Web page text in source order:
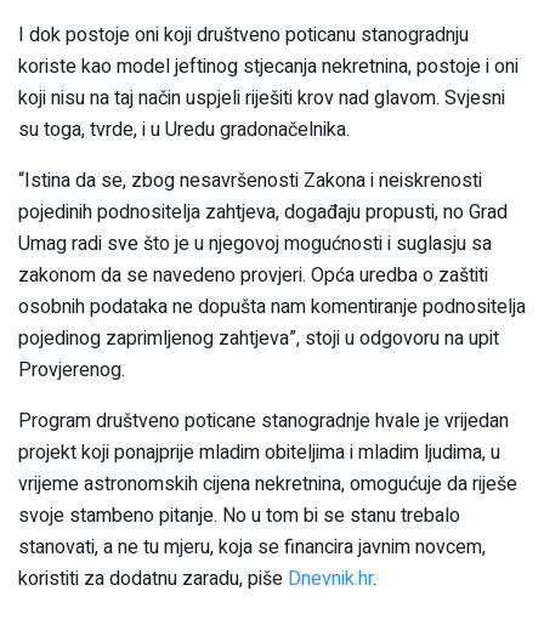
I dok postoje oni koji društveno poticanu stanogradnju
koriste kao model jeftinog stjecanja nekretnina, postoje i oni
koji nisu na taj način uspjeli riješiti krov nad glavom. Svjesni
su toga, tvrde, i u Uredu gradonačelnika.
“Istina da se, zbog nesavršenosti Zakona i neiskrenosti
pojedinih podnositelja zahtjeva, događaju propusti, no Grad
Umag radi sve što je u njegovoj mogućnosti i suglasju sa
zakonom da se navedeno provjeri. Opća uredba o zaštiti
osobnih podataka ne dopušta nam komentiranje podnositelja
pojedinog zaprimljenog zahtjeva”, stoji u odgovoru na upit
Provjerenog.
Program društveno poticane stanogradnje hvale je vrijedan
projekt koji ponajprije mladim obiteljima i mladim ljudima, u
vrijeme astronomskih cijena nekretnina, omogućuje da riješe
svoje stambeno pitanje. No u tom bi se stanu trebalo
stanovati, a ne tu mjeru, koja se financira javnim novcem,
koristiti za dodatnu zaradu, piše Dnevnik.hr.